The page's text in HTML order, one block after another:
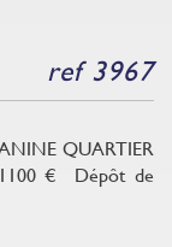
ref 3967
QUARTIER
€ Dépôt de